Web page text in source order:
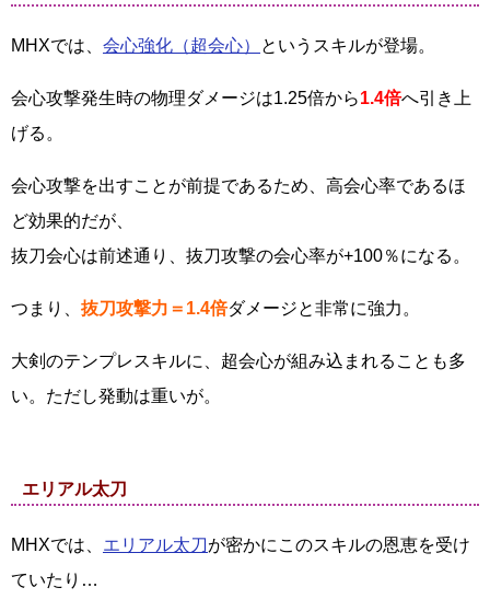
MHXでは、 会心強化（超会心） というスキルが登場。
会心攻撃発生時の物理ダメージは1.25倍から1.4倍へ引き上
げる。
会心攻撃を出すことが前提であるため、高会心率であるほ
ど効果的だが、
抜刀会心は前述通り、抜刀攻撃の会心率が+100％になる。
つまり、 抜刀攻撃力＝1.4倍ダメージと非常に強力。
大剣のテンプレスキルに、超会心が組み込まれることも多
い。ただし発動は重いが。
エリアル太刀
MHXでは、 エリアル太刀が密かにこのスキルの恩恵を受け
ていたり…